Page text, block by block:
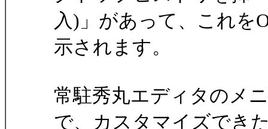
入)」があって、これを
示されます。
常駐秀丸エディタのメ
で、カスタマイズでき